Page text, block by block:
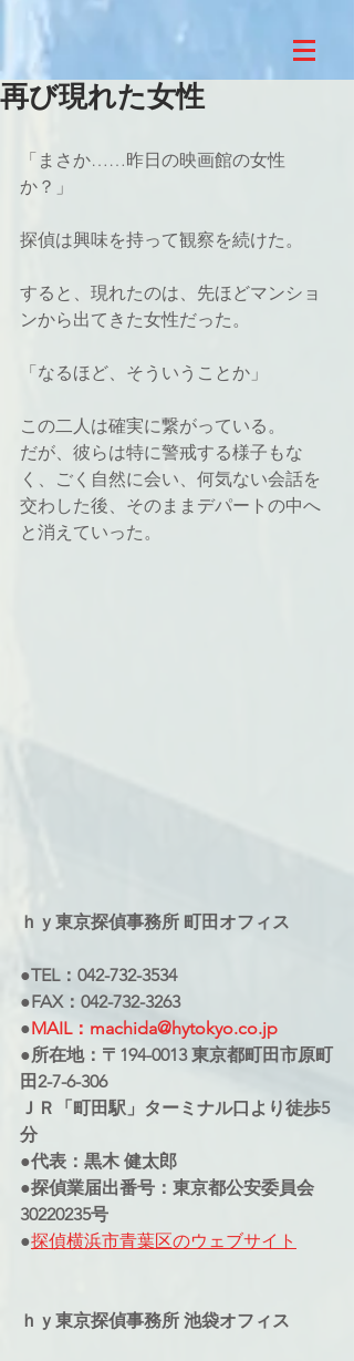
再び現れた女性
「まさか……昨日の映画館の女性
か？」
探偵は興味を持って観察を続けた。
すると、現れたのは、先ほどマンショ
ンから出てきた女性だった。
「なるほど、そういうことか」
この二人は確実に繋がっている。
だが、彼らは特に警戒する様子もな
く、ごく自然に会い、何気ない会話を
交わした後、そのままデパートの中へ
と消えていった。
ｈｙ東京探偵事務所 町田オフィス
●TEL：042-732-3534
●FAX：042-732-3263
●MAIL：machida@hytokyo.co.jp
●所在地：〒194-0013 東京都町田市原町
田2-7-6-306
ＪＲ「町田駅」ターミナル口より徒歩5
分
●代表：黒木 健太郎
●探偵業届出番号：東京都公安委員会
30220235号
●探偵横浜市青葉区のウェブサイト
ｈｙ東京探偵事務所 池袋オフィス